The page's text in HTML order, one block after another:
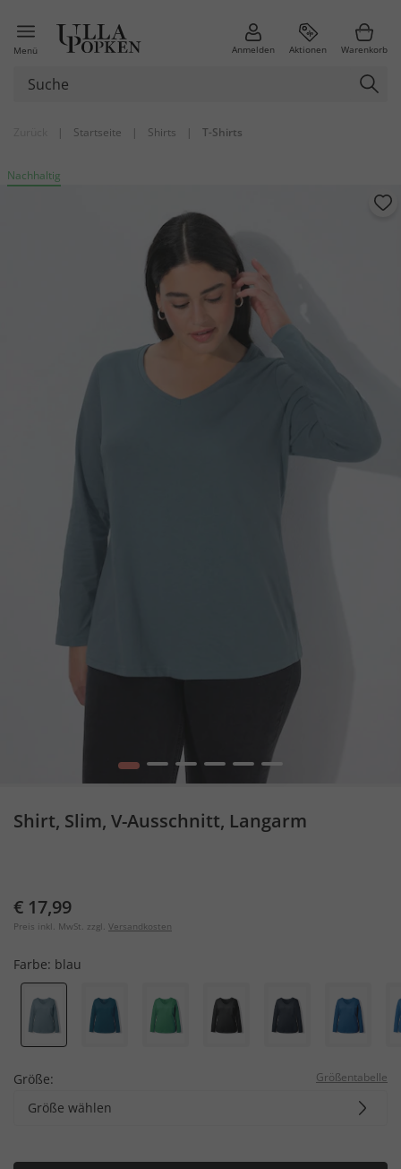
Menü Anmelden Aktionen Warenkorb
| Startseite | Shirts | T-Shirts
Nachhaltig
1 2 3 4 5 6
Shirt, Slim, V-Ausschnitt, Langarm
€ 17,99
Preis inkl. MwSt. zzgl. Versandkosten
Farbe: blau
Größe: Größentabelle
Größe wählen